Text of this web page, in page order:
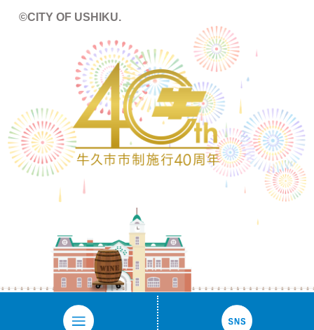
©CITY OF USHIKU.
ワイン樽